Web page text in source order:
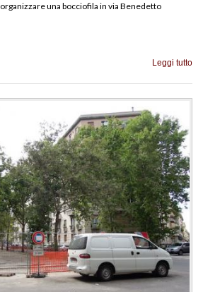
una bocciofila in via Benedetto
Leggi tutto